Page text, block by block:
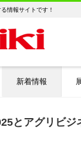
情報サイトです！
新着情報
とアグリビ